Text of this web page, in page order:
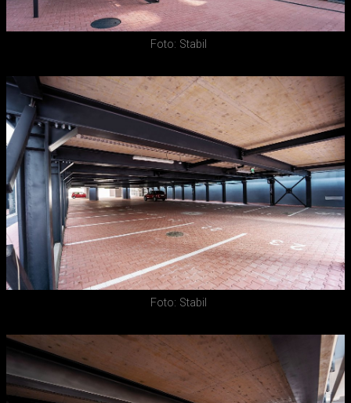
Foto: Stabil
Foto: Stabil